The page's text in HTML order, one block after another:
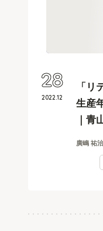
「
生産
｜青
廣嶋 祐
2022.12
28